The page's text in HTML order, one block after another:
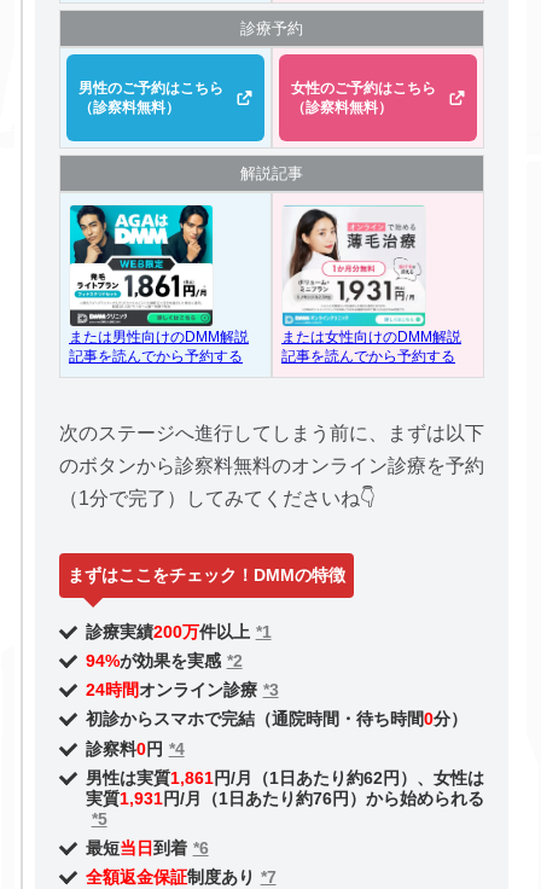
診療予約
男性のご予約はこちら
（診察料無料）
女性のご予約はこちら
（診察料無料）
解説記事
または男性向けのDMM解説
記事を読んでから予約する
または女性向けのDMM解説
記事を読んでから予約する
次のステージへ進行してしまう前に、まずは以下
のボタンから診察料無料のオンライン診療を予約
（1分で完了）してみてくださいね👇
まずはここをチェック！DMMの特徴
診療実績200万件以上 *1
94%が効果を実感 *2
24時間オンライン診療 *3
初診からスマホで完結（通院時間・待ち時間0分）
診察料0円 *4
男性は実質1,861円/月（1日あたり約62円）、女性は
実質1,931円/月（1日あたり約76円）から始められる
*5
最短当日到着 *6
全額返金保証制度あり *7